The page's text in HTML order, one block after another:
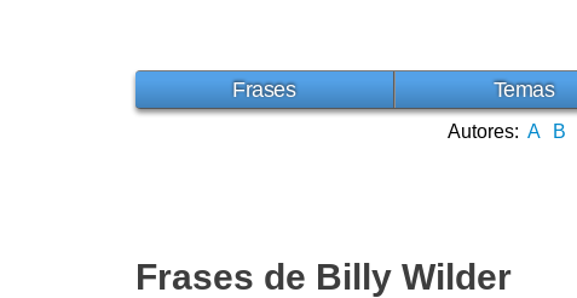
Frases Temas
Autores: A B
Frases de Billy Wilder